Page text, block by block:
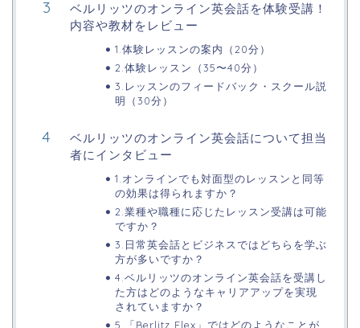
ベルリッツのオンライン英会話を体験受講！
内容や教材をレビュー
1.体験レッスンの案内（20分）
2.体験レッスン（35〜40分）
3.レッスンのフィードバック・スクール説
明（30分）
ベルリッツのオンライン英会話について担当
者にインタビュー
1.オンラインでも対面型のレッスンと同等
の効果は得られますか？
2.業種や職種に応じたレッスン受講は可能
ですか？
3.日常英会話とビジネスではどちらを学ぶ
方が多いですか？
4.ベルリッツのオンライン英会話を受講し
た方はどのようなキャリアアップを実現
されていますか？
5.「Berlitz Flex」ではどのようなことが